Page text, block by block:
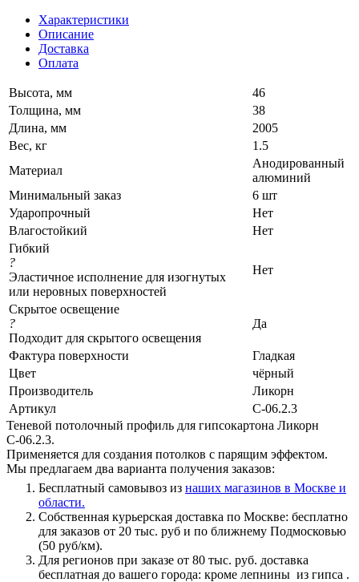
Характеристики
Описание
Доставка
Оплата
Высота, мм
46
Толщина, мм
38
Длина, мм
2005
Вес, кг
1.5
Материал
Анодированный
алюминий
Минимальный заказ
6 шт
Ударопрочный
Нет
Влагостойкий
Нет
Гибкий
?
Эластичное исполнение для изогнутых
или неровных поверхностей
Нет
Скрытое освещение
?
Подходит для скрытого освещения
Да
Фактура поверхности
Гладкая
Цвет
чёрный
Производитель
Ликорн
Артикул
С-06.2.3
Теневой потолочный профиль для гипсокартона Ликорн
С-06.2.3.
Применяется для создания потолков с парящим эффектом.
Мы предлагаем два варианта получения заказов:
Бесплатный самовывоз из наших магазинов в Москве и
области.
Собственная курьерская доставка по Москве: бесплатно
для заказов от 20 тыс. руб и по ближнему Подмосковью
(50 руб/км).
Для регионов при заказе от 80 тыс. руб. доставка
бесплатная до вашего города: кроме лепнины из гипса .